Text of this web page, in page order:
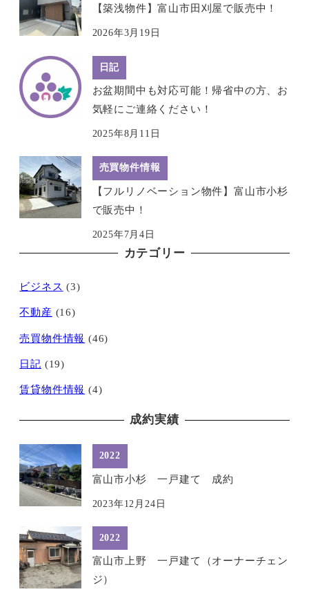
【築浅物件】富山市田刈屋で販売中！
2026年3月19日
日記
お盆期間中も対応可能！帰省中の方、お
気軽にご連絡ください！
2025年8月11日
売買物件情報
【フルリノベーション物件】富山市小杉
で販売中！
2025年7月4日
カテゴリー
ビジネス (3)
不動産 (16)
売買物件情報 (46)
日記 (19)
賃貸物件情報 (4)
成約実績
2022
富山市小杉 一戸建て 成約
2023年12月24日
2022
富山市上野 一戸建て（オーナーチェン
ジ）